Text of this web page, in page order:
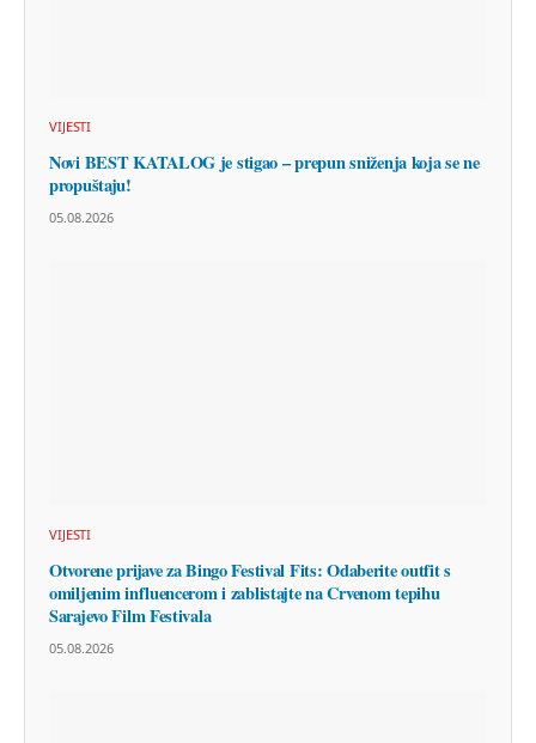
VIJESTI
Novi BEST KATALOG je stigao – prepun sniženja koja se ne
propuštaju!
05.08.2026
VIJESTI
Otvorene prijave za Bingo Festival Fits: Odaberite outfit s
omiljenim influencerom i zablistajte na Crvenom tepihu
Sarajevo Film Festivala
05.08.2026